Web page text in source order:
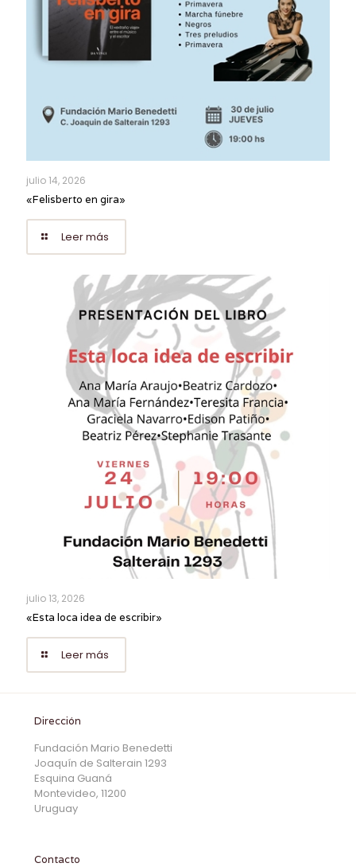
julio 14, 2026
«Felisberto en gira»
Leer más
julio 13, 2026
«Esta loca idea de escribir»
Leer más
Dirección
Fundación Mario Benedetti
Joaquín de Salterain 1293
Esquina Guaná
Montevideo, 11200
Uruguay
Contacto